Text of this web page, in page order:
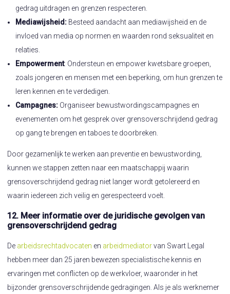
gedrag uitdragen en grenzen respecteren.
Mediawijsheid: Besteed aandacht aan mediawijsheid en de
invloed van media op normen en waarden rond seksualiteit en
relaties.
Empowerment: Ondersteun en empower kwetsbare groepen,
zoals jongeren en mensen met een beperking, om hun grenzen te
leren kennen en te verdedigen.
Campagnes: Organiseer bewustwordingscampagnes en
evenementen om het gesprek over grensoverschrijdend gedrag
op gang te brengen en taboes te doorbreken.
Door gezamenlijk te werken aan preventie en bewustwording,
kunnen we stappen zetten naar een maatschappij waarin
grensoverschrijdend gedrag niet langer wordt getolereerd en
waarin iedereen zich veilig en gerespecteerd voelt.
12. Meer informatie over de juridische gevolgen van
grensoverschrijdend gedrag
De arbeidsrechtadvocaten en arbeidmediatorvan Swart Legal
hebben meer dan 25 jaren bewezen specialistische kennis en
ervaringen met conflicten op de werkvloer, waaronder in het
bijzonder grensoverschrijdende gedragingen. Als je als werknemer